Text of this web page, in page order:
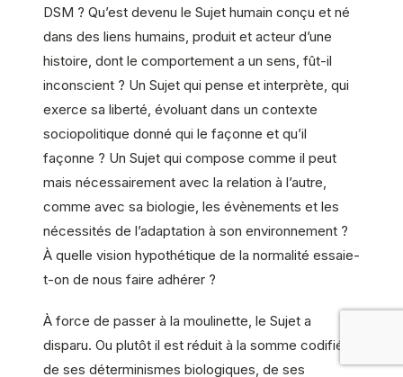
DSM ? Qu’est devenu le Sujet humain conçu et né
dans des liens humains, produit et acteur d’une
histoire, dont le comportement a un sens, fût-il
inconscient ? Un Sujet qui pense et interprète, qui
exerce sa liberté, évoluant dans un contexte
sociopolitique donné qui le façonne et qu’il
façonne ? Un Sujet qui compose comme il peut
mais nécessairement avec la relation à l’autre,
comme avec sa biologie, les évènements et les
nécessités de l’adaptation à son environnement ?
À quelle vision hypothétique de la normalité essaie-
t-on de nous faire adhérer ?
À force de passer à la moulinette, le Sujet a
disparu. Ou plutôt il est réduit à la somme codifiée
de ses déterminismes biologiques, de ses